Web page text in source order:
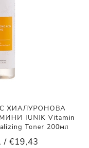
ХИАЛУРОНОВА
IUNIK Vitamin
Toner 200мл
/ €19,43